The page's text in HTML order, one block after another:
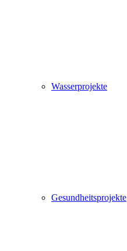
Wasserprojekte
Gesundheitsprojekte